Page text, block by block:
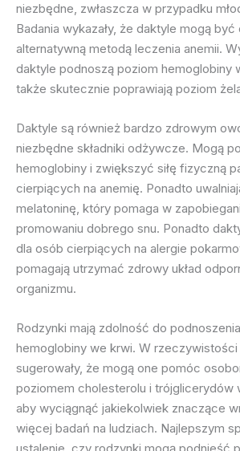
niezbędne, zwłaszcza w przypadku
Badania wykazały, że daktyle mogą być
alternatywną metodą leczenia anemii.
daktyle podnoszą poziom hemoglobiny
także skutecznie poprawiają poziom
Daktyle są również bardzo zdrowym
niezbędne składniki odżywcze. Mogą
hemoglobiny i zwiększyć siłę fizyczną
cierpiących na anemię. Ponadto
melatoninę, który pomaga w
promowaniu dobrego snu. Ponadto
dla osób cierpiących na alergie
pomagają utrzymać zdrowy układ
organizmu.
Rodzynki mają zdolność do
hemoglobiny we krwi. W rzeczywistości
sugerowały, że mogą one pomóc
poziomem cholesterolu i trójglicerydów
aby wyciągnąć jakiekolwiek znaczące
więcej badań na ludziach. Najlepszym